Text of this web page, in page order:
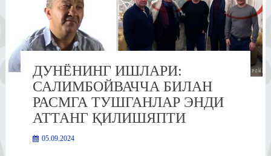
ДУНЁНИНГ ИШЛАРИ:
САЛИМБОЙВАЧЧА БИЛАН
РАСМГА ТУШГАНЛАР ЭНДИ
АТТАНГ ҚИЛИШЯПТИ
05.09.2024